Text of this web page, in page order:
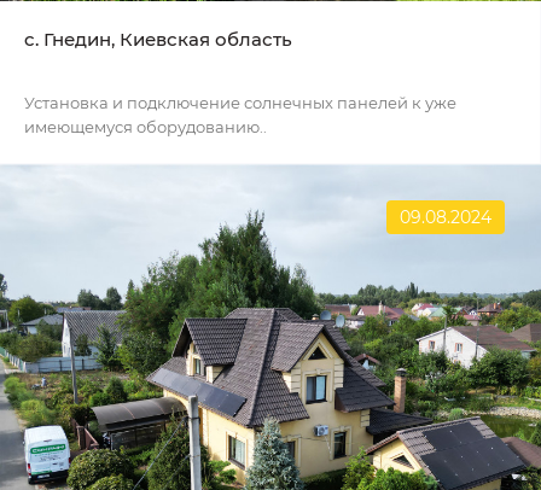
c. Гнедин, Киевская область
Установка и подключение солнечных панелей к уже
имеющемуся оборудованию..
09.08.2024